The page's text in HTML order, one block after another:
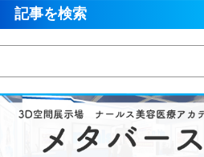
記事を検索